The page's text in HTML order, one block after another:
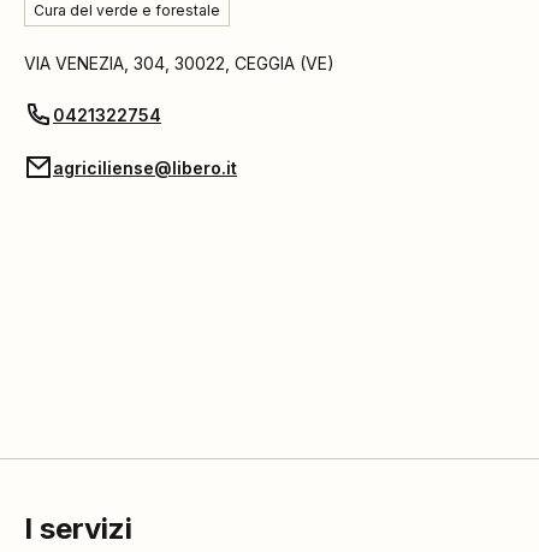
Cura del verde e forestale
VIA VENEZIA, 304 30022 CEGGIA (VE)
0421322754
agriciliense@libero.it
I servizi